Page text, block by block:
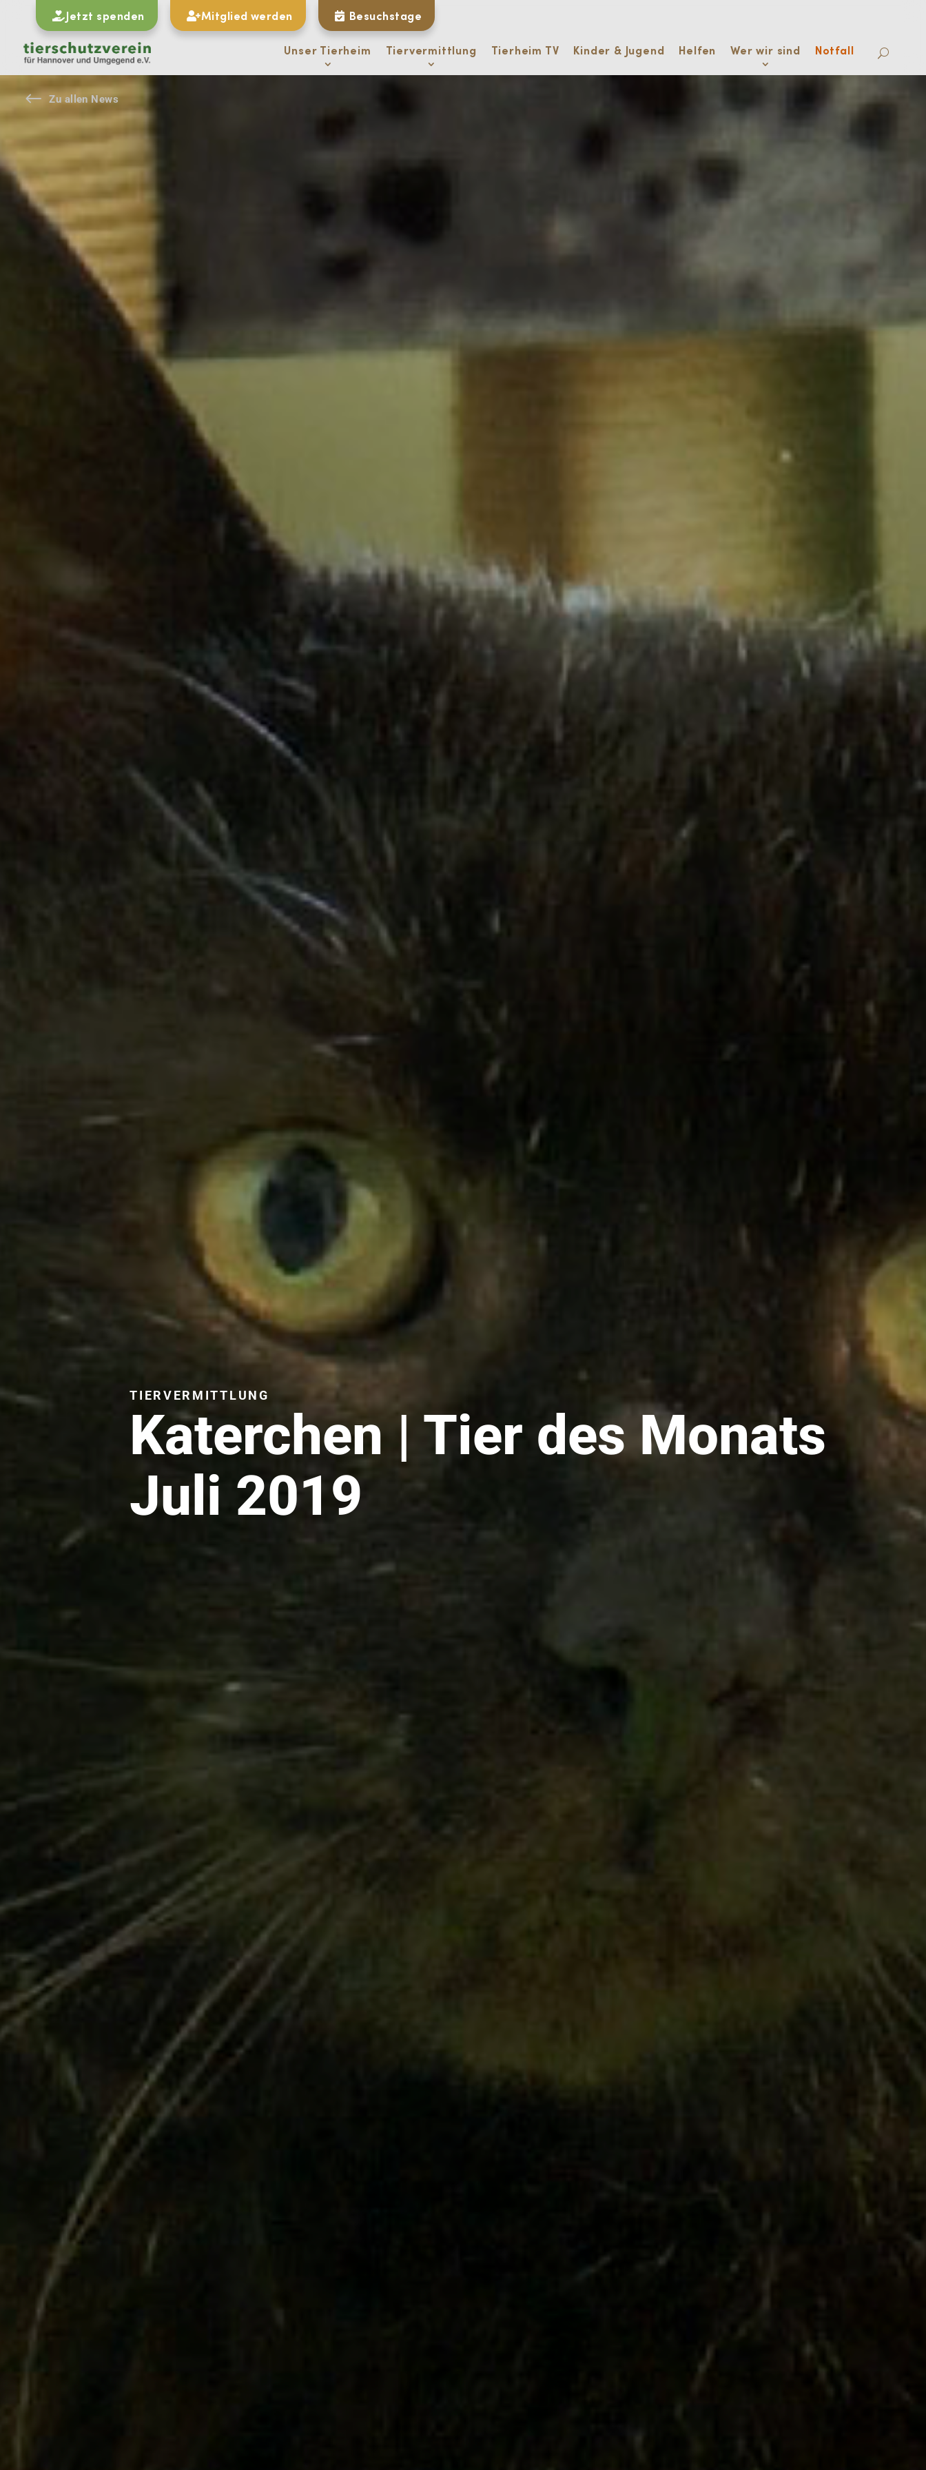
Jetzt spenden Mitglied werden Besuchstage
Unser Tierheim Tiervermittlung Tierheim TV Kinder & Jugend Helfen Wer wir sind Notfall
Katerchen | Tier des Monats
Juli 2019
TIERVERMITTLUNG
# Zu allen News